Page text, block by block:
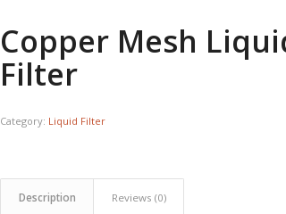
Copper Mesh
Filter
Category: Liquid Filter
Description Reviews (0)